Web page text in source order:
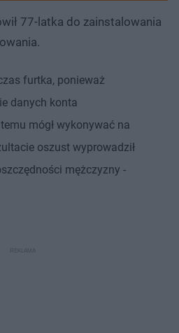
77-latka do zainstalowania
furtka, ponieważ
danych konta
mógł wykonywać na
oszust wyprowadził
mężczyzny -